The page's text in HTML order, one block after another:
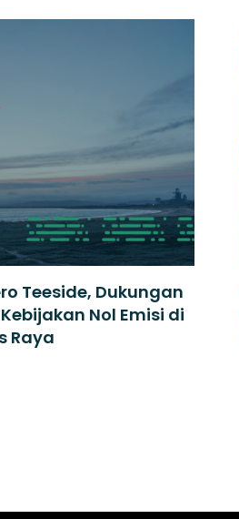
Teeside, Dukungan
Nol Emisi di
Raya